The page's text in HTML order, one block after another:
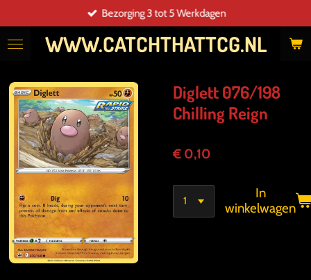
direct
naar
WWW.CATCHTHATTCG.NL
Bezorging 3 tot 5 Werkdagen
Diglett 076/198
Chilling Reign
€ 0,10
In
winkelwagen